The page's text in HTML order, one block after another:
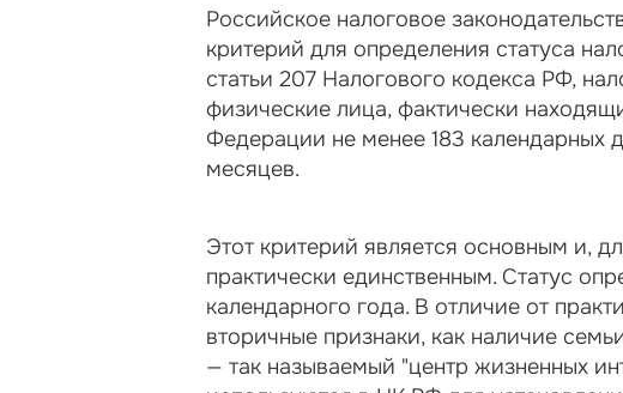
Российское налоговое
критерий для определения статуса
статьи 207 Налогового кодекса РФ,
физические лица, фактически
Федерации не менее 183 календарных
месяцев.
Этот критерий является основным и,
практически единственным. Статус
календарного года. В отличие от
вторичные признаки, как наличие
— так называемый "центр жизненных